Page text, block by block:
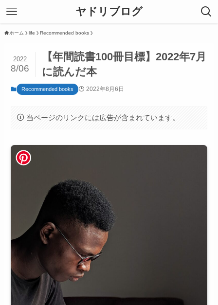
ヤドリブログ
ホーム life Recommended books
【年間読書100冊目標】2022年7月
に読んだ本
2022
8/06
Recommended books 2022年8月6日
当ページのリンクには広告が含まれています。